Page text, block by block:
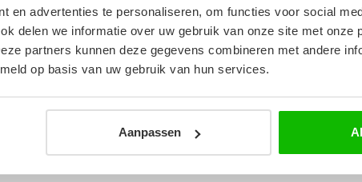
en advertenties te personaliseren, om functies voor social
delen we informatie over uw gebruik van onze site met onze
partners kunnen deze gegevens combineren met andere
op basis van uw gebruik van hun services.
Aanpassen
worden